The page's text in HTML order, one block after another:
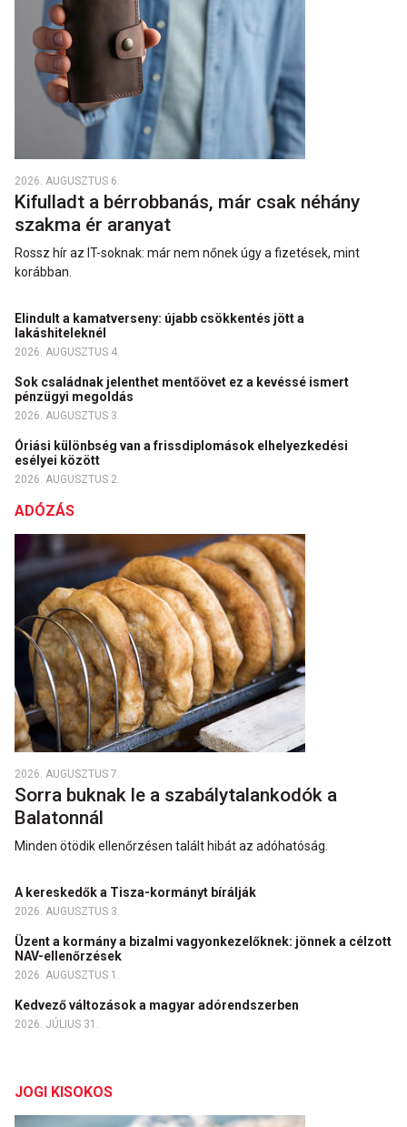
2026. AUGUSZTUS 6.
Kifulladt a bérrobbanás, már csak néhány
szakma ér aranyat
Rossz hír az IT-soknak: már nem nőnek úgy a fizetések, mint
korábban.
Elindult a kamatverseny: újabb csökkentés jött a
lakáshiteleknél
2026. AUGUSZTUS 4.
Sok családnak jelenthet mentőövet ez a kevéssé ismert
pénzügyi megoldás
2026. AUGUSZTUS 3.
Óriási különbség van a frissdiplomások elhelyezkedési
esélyei között
2026. AUGUSZTUS 2.
ADÓZÁS
2026. AUGUSZTUS 7.
Sorra buknak le a szabálytalankodók a
Balatonnál
Minden ötödik ellenőrzésen talált hibát az adóhatóság.
A kereskedők a Tisza-kormányt bírálják
2026. AUGUSZTUS 3.
Üzent a kormány a bizalmi vagyonkezelőknek: jönnek a célzott
NAV-ellenőrzések
2026. AUGUSZTUS 1.
Kedvező változások a magyar adórendszerben
2026. JÚLIUS 31.
JOGI KISOKOS